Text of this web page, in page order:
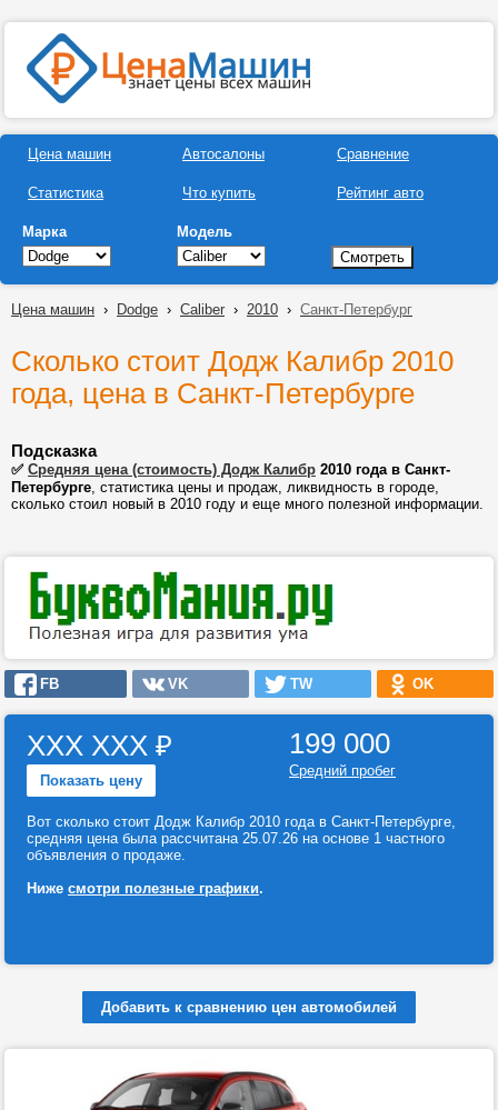
Цена машин
Статистика
Автосалоны
Что купить
Сравнение
Рейтинг авто
Марка Модель
Цена машин › Dodge › Caliber › 2010 › Санкт-Петербург
Сколько стоит Додж Калибр 2010
года, цена в Санкт-Петербурге
Подсказка
✅ Средняя цена (стоимость) Додж Калибр 2010 года в Санкт-
Петербурге, статистика цены и продаж, ликвидность в городе,
сколько стоил новый в 2010 году и еще много полезной информации.
FB VK TW OK
ХХХ ХХХ ₽
Показать цену
199 000
Средний пробег
Вот сколько стоит Додж Калибр 2010 года в Санкт-Петербурге,
средняя цена была рассчитана 25.07.26 на основе 1 частного
объявления о продаже.
Ниже смотри полезные графики.
Добавить к сравнению цен автомобилей